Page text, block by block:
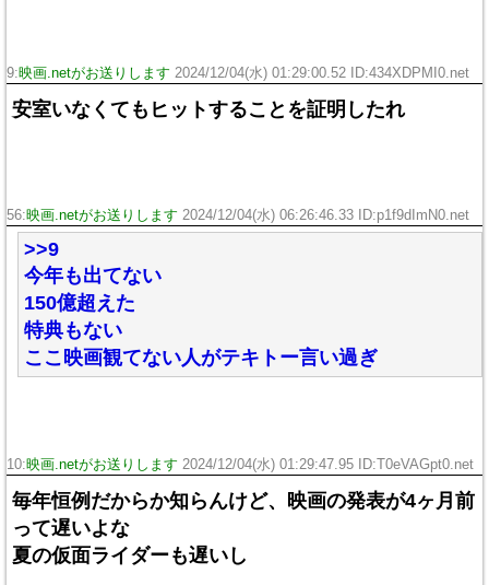
9:映画.netがお送りします 2024/12/04(水) 01:29:00.52 ID:434XDPMI0.net
安室いなくてもヒットすることを証明したれ
56:映画.netがお送りします 2024/12/04(水) 06:26:46.33 ID:p1f9dImN0.net
>>9
今年も出てない
150億超えた
特典もない
ここ映画観てない人がテキトー言い過ぎ
10:映画.netがお送りします 2024/12/04(水) 01:29:47.95 ID:T0eVAGpt0.net
毎年恒例だからか知らんけど、映画の発表が4ヶ月前
って遅いよな
夏の仮面ライダーも遅いし